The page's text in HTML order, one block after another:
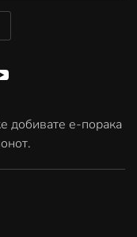
добивате е-порака